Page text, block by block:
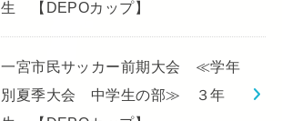
生 【DEPOカップ】
一宮市民サッカー前期大会 ≪学年
別夏季大会 中学生の部≫ ３年